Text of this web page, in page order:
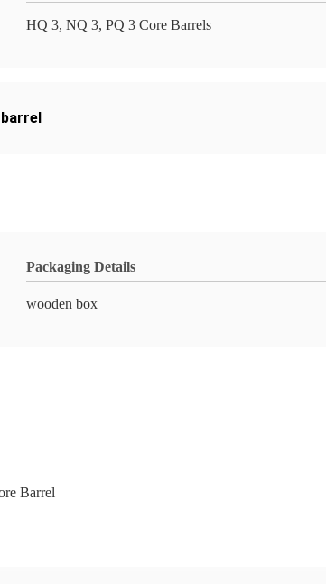
HQ 3, NQ 3, PQ 3 Core Barrels
Packaging Details
wooden box
Barrel